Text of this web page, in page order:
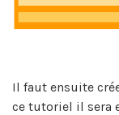
Il faut ensuite
ce tutoriel il sera